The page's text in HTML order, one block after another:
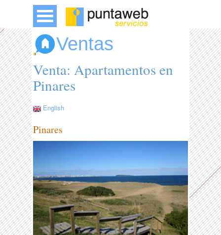
Ventas
Venta: Apartamentos en
Pinares
English
Pinares